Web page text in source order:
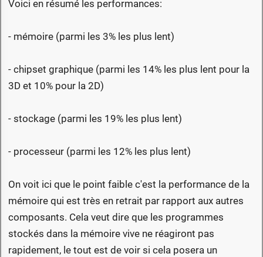
Voici en résumé les performances:
- mémoire (parmi les 3% les plus lent)
- chipset graphique (parmi les 14% les plus lent pour la
3D et 10% pour la 2D)
- stockage (parmi les 19% les plus lent)
- processeur (parmi les 12% les plus lent)
On voit ici que le point faible c'est la performance de la
mémoire qui est très en retrait par rapport aux autres
composants. Cela veut dire que les programmes
stockés dans la mémoire vive ne réagiront pas
rapidement, le tout est de voir si cela posera un